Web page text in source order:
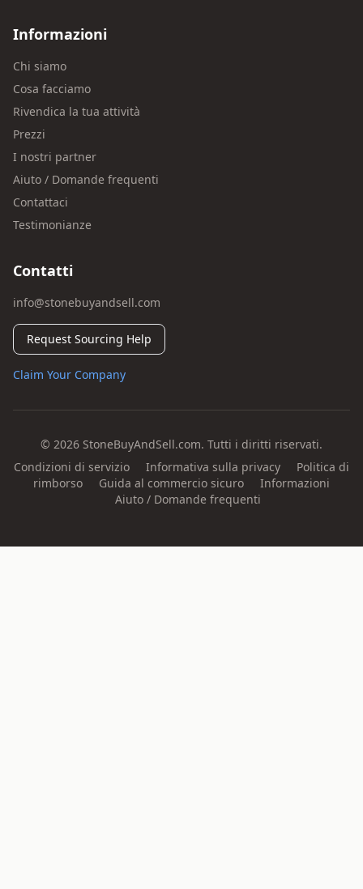
Informazioni
Chi siamo
Cosa facciamo
Rivendica la tua attività
Prezzi
I nostri partner
Aiuto / Domande frequenti
Contattaci
Testimonianze
Contatti
info@stonebuyandsell.com
Request Sourcing Help
Claim Your Company
© 2026 StoneBuyAndSell.com. Tutti i diritti riservati.
Condizioni di servizio
Informativa sulla privacy
Politica di
rimborso
Guida al commercio sicuro
Informazioni
Aiuto / Domande frequenti